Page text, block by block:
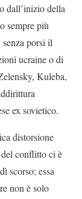
dall’inizio della
sempre più
porsi il
ucraine o di
Kuleba,
ex sovietico.
distorsione
conflitto ci è
scorso; essa
non è solo